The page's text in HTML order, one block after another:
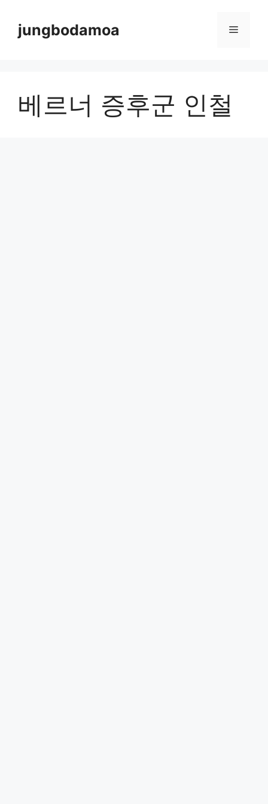
contentjungbodamoa Menu
베르너 증후군 인철